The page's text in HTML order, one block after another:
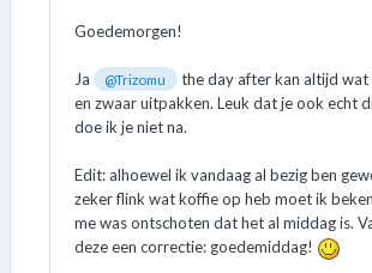
Goedemorgen!
Ja @Trizomu
the day after kan altijd wat
en zwaar uitpakken. Leuk dat je ook echt
doe ik je niet na.
Edit: alhoewel ik vandaag al bezig ben
zeker flink wat koffie op heb moet ik
me was ontschoten dat het al middag is.
deze een correctie: goedemiddag!